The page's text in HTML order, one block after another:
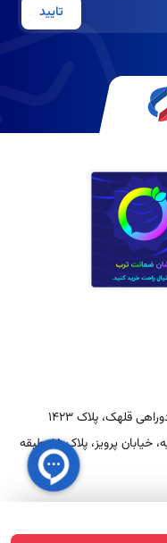
تایید
قلهک، پلاک 1423
تهران، صادقیه، بلوار شهدای صادقیه، خیابان پرویز، پلاک 15، طبقه